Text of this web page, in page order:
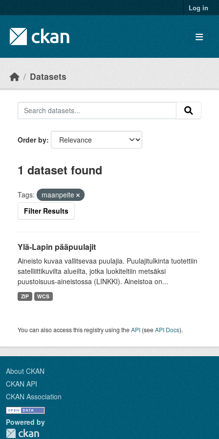
Log in
Datasets
Order by
1 dataset found
Tags:
maanpeite
Filter Results
Ylä-Lapin pääpuulajit
Aineisto kuvaa vallitsevaa puulajia. Puulajitulkinta tuotettiin
satelliittikuvilta alueilta, jotka luokiteltiin metsäksi
puustoisuus-aineistossa (LINKKI). Aineistoa on...
ZIP WCS
You can also access this registry using theAPI (seeAPI Docs).
About CKAN
CKAN API
CKAN Association
Powered by